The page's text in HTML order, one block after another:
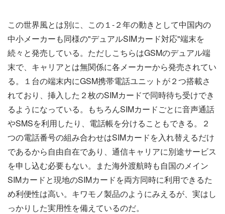
この世界風とは別に、この１-２年の動きとして中国内の
中小メーカーも同様の"デュアルSIMカード対応"端末を
続々と発売している。ただしこちらはGSMのデュアル端
末で、キャリアとは無関係に各メーカーから発売されてい
る。１台の端末内にGSM携帯電話ユニットが２つ搭載さ
れており、挿入した２枚のSIMカードで同時待ち受けでき
るようになっている。もちろんSIMカードごとに音声通話
やSMSを利用したり、電話帳を分けることもできる。２
つの電話番号の組み合わせはSIMカードを入れ替えるだけ
であるから自由自在であり、通信キャリアに別途サービス
を申し込む必要もない。また海外渡航時も自国のメイン
SIMカードと現地のSIMカードを両方同時に利用できるた
め利便性は高い。キワモノ製品のようにみえるが、実はし
っかりした実用性を備えているのだ。